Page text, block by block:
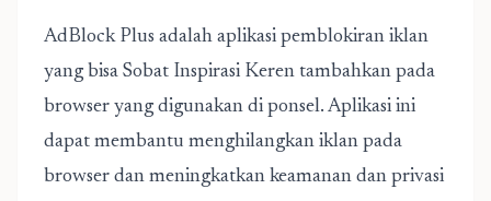
AdBlock Plus adalah aplikasi pemblokiran iklan
yang bisa Sobat Inspirasi Keren tambahkan pada
browser yang digunakan di ponsel. Aplikasi ini
dapat membantu menghilangkan iklan pada
browser dan meningkatkan keamanan dan privasi